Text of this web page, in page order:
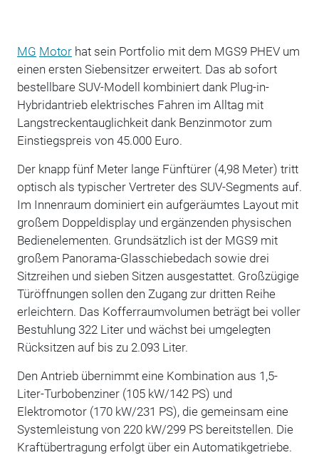
MG Motorhat sein Portfolio mit dem MGS9 PHEV um
einen ersten Siebensitzer erweitert. Das ab sofort
bestellbare SUV-Modell kombiniert dank Plug-in-
Hybridantrieb elektrisches Fahren im Alltag mit
Langstreckentauglichkeit dank Benzinmotor zum
Einstiegspreis von 45.000 Euro.
Der knapp fünf Meter lange Fünftürer (4,98 Meter) tritt
optisch als typischer Vertreter des SUV-Segments auf.
Im Innenraum dominiert ein aufgeräumtes Layout mit
großem Doppeldisplay und ergänzenden physischen
Bedienelementen. Grundsätzlich ist der MGS9 mit
großem Panorama-Glasschiebedach sowie drei
Sitzreihen und sieben Sitzen ausgestattet. Großzügige
Türöffnungen sollen den Zugang zur dritten Reihe
erleichtern. Das Kofferraumvolumen beträgt bei voller
Bestuhlung 322 Liter und wächst bei umgelegten
Rücksitzen auf bis zu 2.093 Liter.
Den Antrieb übernimmt eine Kombination aus 1,5-
Liter-Turbobenziner (105 kW/142 PS) und
Elektromotor (170 kW/231 PS), die gemeinsam eine
Systemleistung von 220 kW/299 PS bereitstellen. Die
Kraftübertragung erfolgt über ein Automatikgetriebe.